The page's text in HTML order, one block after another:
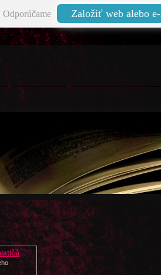
Odporúčame Založiť web alebo